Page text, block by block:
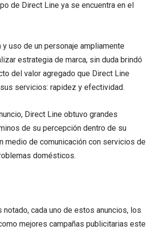
de Direct Line ya se encuentra en el
y uso de un personaje ampliamente
estrategia de marca, sin duda brindó
del valor agregado que Direct Line
servicios: rapidez y efectividad.
Direct Line obtuvo grandes
de su percepción dentro de su
medio de comunicación con servicios de
domésticos.
notado, cada uno de estos anuncios, los
mejores campañas publicitarias este